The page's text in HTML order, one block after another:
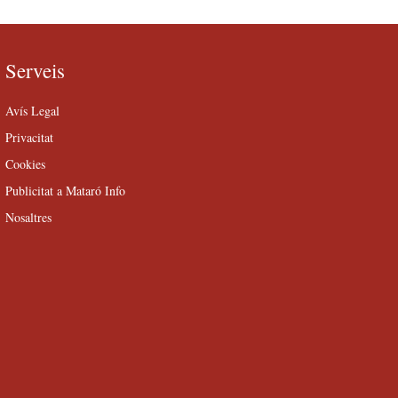
Serveis
Avís Legal
Privacitat
Cookies
Publicitat a Mataró Info
Nosaltres